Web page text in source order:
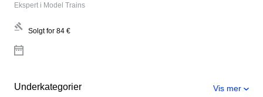
Ekspert i Model Trains
Solgt for 84 €
Underkategorier Vis mer